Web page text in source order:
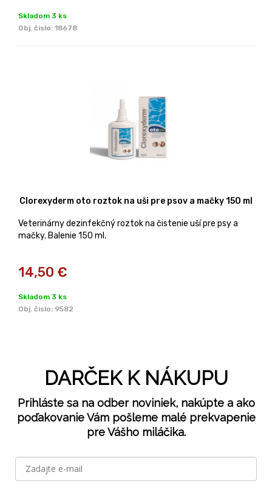
Skladom 3 ks
Obj. čislo: 18678
Clorexyderm oto roztok na uši pre psov a mačky 150 ml
Veterinárny dezinfekčný roztok na čistenie uší pre psy a
mačky. Balenie 150 ml.
14,50 €
Skladom 3 ks
Obj. čislo: 9582
DARČEK K NÁKUPU
Prihláste sa na odber noviniek, nakúpte a ako
poďakovanie Vám pošleme malé prekvapenie
pre Vášho miláčika.